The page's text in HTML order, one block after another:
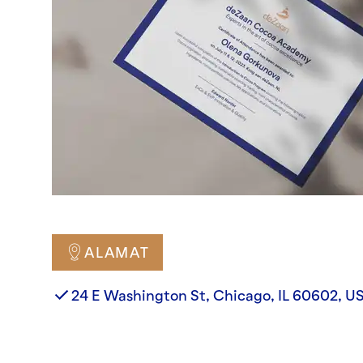
ALAMAT
24 E Washington St, Chicago, IL 60602,